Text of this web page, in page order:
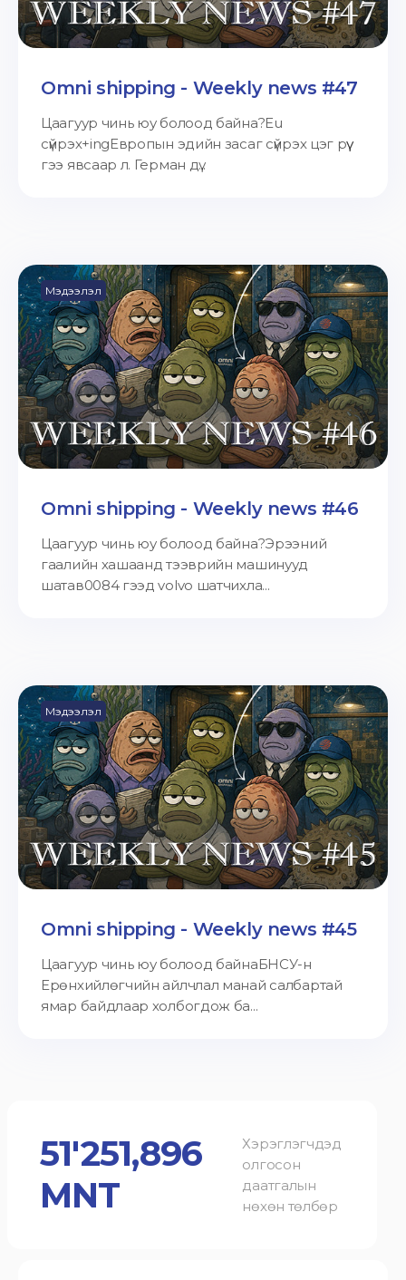
Omni shipping - Weekly news #47
Цаагуур чинь юу болоод байна?Eu
сүйрэх+ingЕвропын эдийн засаг сүйрэх цэг рүү
гээ явсаар л. Герман дү...
Мэдээлэл
Omni shipping - Weekly news #46
Цаагуур чинь юу болоод байна?Эрээний
гаалийн хашаанд тээврийн машинууд
шатав0084 гээд volvo шатчихла...
Мэдээлэл
Omni shipping - Weekly news #45
Цаагуур чинь юу болоод байнаБНСУ-н
Ерөнхийлөгчийн айлчлал манай салбартай
ямар байдлаар холбогдож ба...
51'251,896
MNT
Хэрэглэгчдэд
олгосон
даатгалын
нөхөн төлбөр